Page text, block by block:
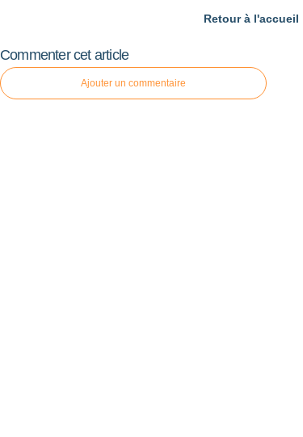
Retour à l'accueil
Commenter cet article
Ajouter un commentaire